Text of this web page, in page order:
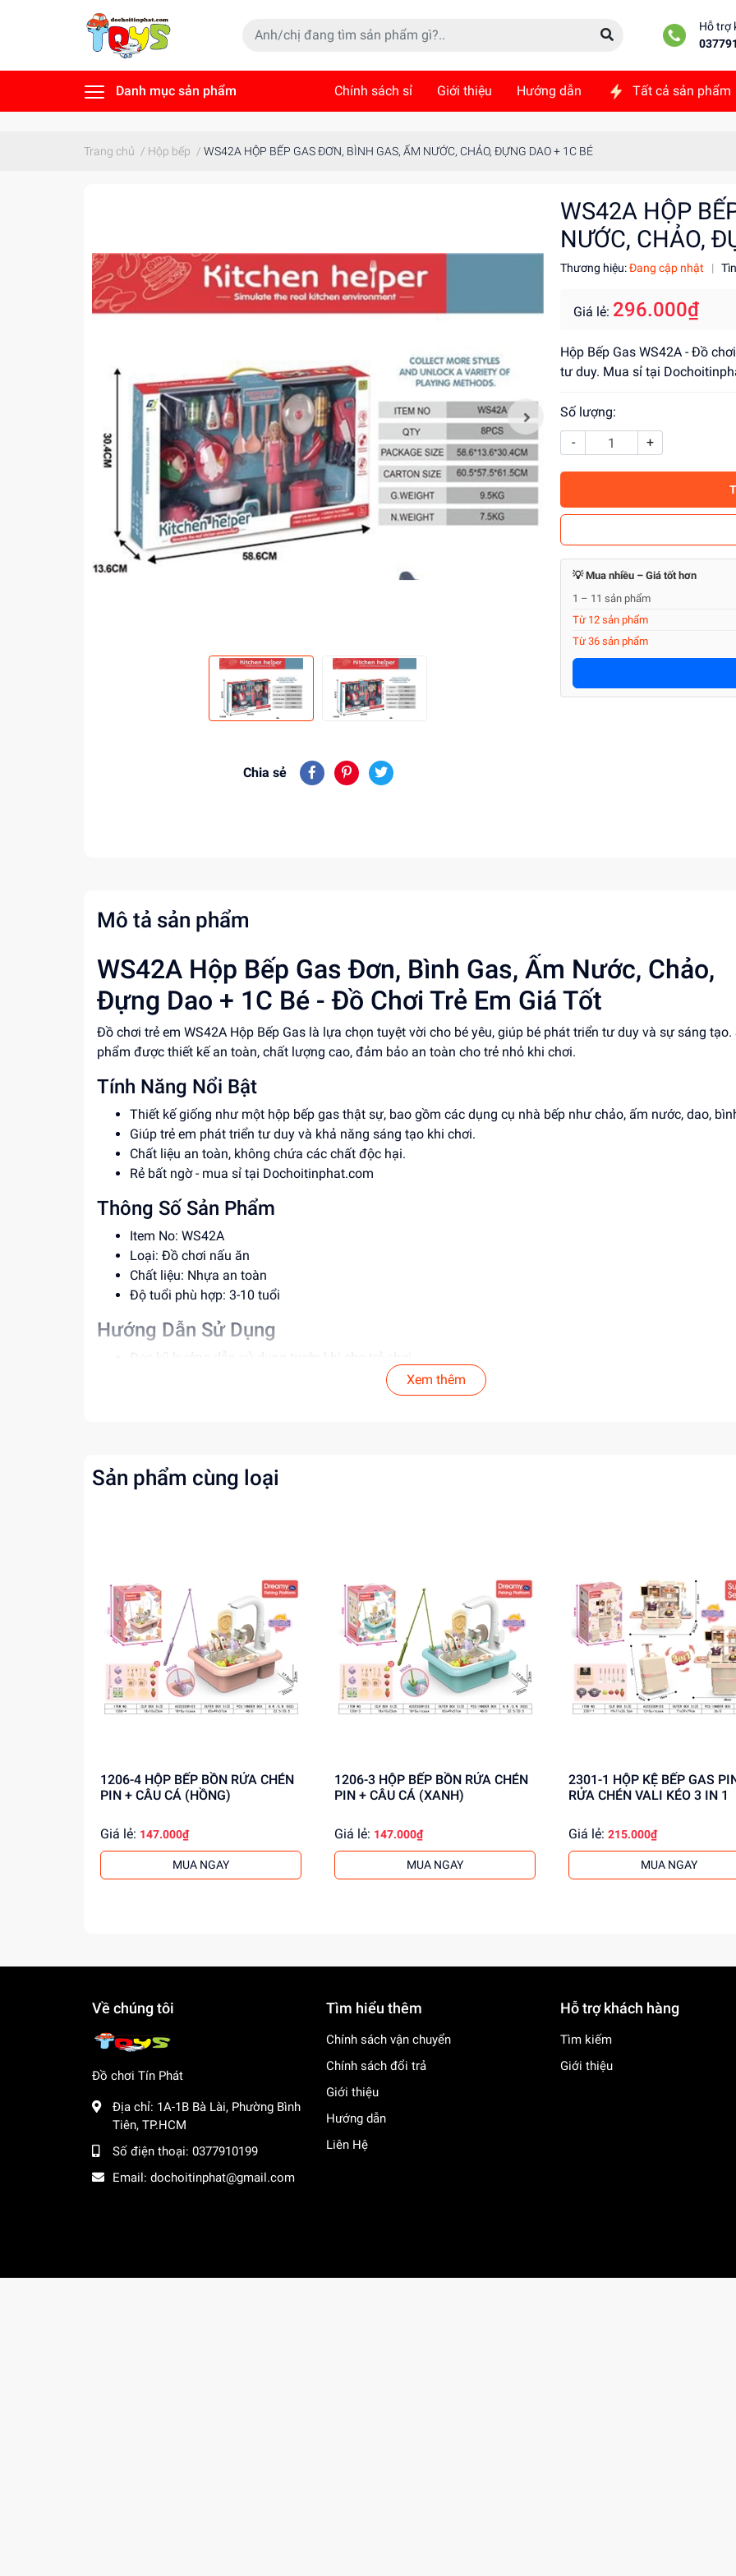
Hỗ trợ
Danh mục sản phẩm Chính sách sỉ Giới thiệu Hướng dẫn Tất cả sản phẩm
Trang chủ / Hộp bếp / WS42A HỘP BẾP GAS ĐƠN, BÌNH GAS, ẤM NƯỚC, CHẢO, ĐỰNG DAO + 1C BÉ
Chia sẻ
WS42A HỘP
NƯỚC, CHẢO,
Thương hiệu:Đang cập nhật |
Giá lẻ: 296.000₫
Hộp Bếp Gas WS42A - Đồ
tư duy. Mua sỉ tại
Số lượng:
-
+
💡 Mua nhiều – Giá tốt hơn
1 – 11 sản phẩm
Từ 12 sản phẩm
Từ 36 sản phẩm
Mô tả sản phẩm
WS42A Hộp Bếp Gas Đơn, Bình Gas, Ấm Nước, Chảo,
Đựng Dao + 1C Bé - Đồ Chơi Trẻ Em Giá Tốt
Đồ chơi trẻ em WS42A Hộp Bếp Gas là lựa chọn tuyệt vời cho bé yêu, giúp bé phát triển tư duy và sự sáng tạo.
phẩm được thiết kế an toàn, chất lượng cao, đảm bảo an toàn cho trẻ nhỏ khi chơi.
Tính Năng Nổi Bật
Thiết kế giống như một hộp bếp gas thật sự, bao gồm các dụng cụ nhà bếp như chảo, ấm nước, dao,
Giúp trẻ em phát triển tư duy và khả năng sáng tạo khi chơi.
Chất liệu an toàn, không chứa các chất độc hại.
Rẻ bất ngờ - mua sỉ tại Dochoitinphat.com
Thông Số Sản Phẩm
Item No: WS42A
Loại: Đồ chơi nấu ăn
Chất liệu: Nhựa an toàn
Độ tuổi phù hợp: 3-10 tuổi
Hướng Dẫn Sử Dụng
Đọc kỹ hướng dẫn sử dụng trước khi cho trẻ chơi.
Rèn luyện kỹ năng nấu ăn và quản lý nhà bếp.
Xem thêm
Sản phẩm cùng loại
1206-4 HỘP BẾP BỒN RỬA CHÉN
PIN + CÂU CÁ (HỒNG)
Giá lẻ: 147.000₫
MUA NGAY
1206-3 HỘP BẾP BỒN RỬA CHÉN
PIN + CÂU CÁ (XANH)
Giá lẻ: 147.000₫
MUA NGAY
2301-1 HỘP KỆ BẾP GAS PIN BỒN
RỬA CHÉN VALI KÉO 3 IN 1
Giá lẻ: 215.000₫
MUA NGAY
Về chúng tôi
Đồ chơi Tín Phát
Địa chỉ: 1A-1B Bà Lài, Phường Bình
Tiên, TP.HCM
Số điện thoại: 0377910199
Email: dochoitinphat@gmail.com
Tìm hiểu thêm
Chính sách vận chuyển
Chính sách đổi trả
Giới thiệu
Hướng dẫn
Liên Hệ
Hỗ trợ khách hàng
Tìm kiếm
Giới thiệu